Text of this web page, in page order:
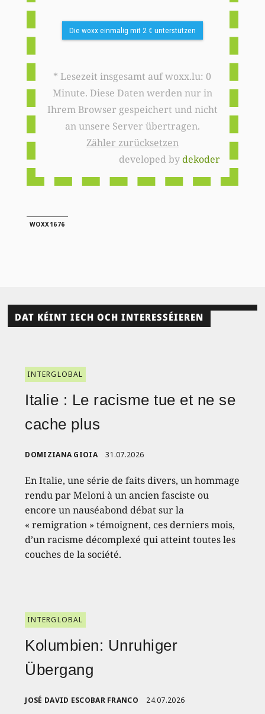
Die woxx einmalig mit 2 € unterstützen
* Lesezeit insgesamt auf woxx.lu: 0
Minute. Diese Daten werden nur in
Ihrem Browser gespeichert und nicht
an unsere Server übertragen.
Zähler zurücksetzen
developed bydekoder
WOXX1676
DAT KÉINT IECH OCH INTERESSÉIEREN
INTERGLOBAL
Italie : Le racisme tue et ne se
cache plus
DOMIZIANA GIOIA 31.07.2026
En Italie, une série de faits divers, un hommage
rendu par Meloni à un ancien fasciste ou
encore un nauséabond débat sur la
« remigration » témoignent, ces derniers mois,
d’un racisme décomplexé qui atteint toutes les
couches de la société.
INTERGLOBAL
Kolumbien: Unruhiger
Übergang
JOSÉ DAVID ESCOBAR FRANCO 24.07.2026